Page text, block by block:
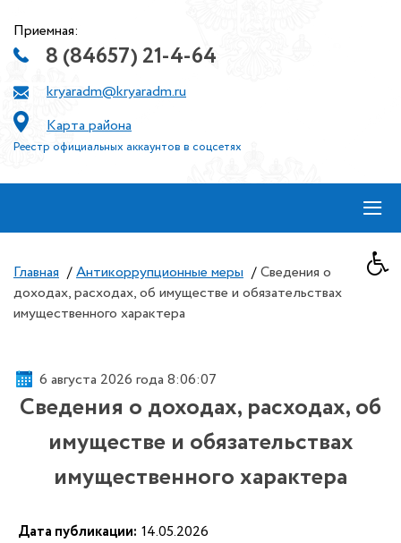
Приемная:
8 (84657) 21-4-64
kryaradm@kryaradm.ru
Карта района
Реестр официальных аккаунтов в соцсетях
≡
Главная / Антикоррупционные меры / Сведения о
доходах, расходах, об имуществе и обязательствах
имущественного характера
6 августа 2026 года 8:06:08
Сведения о доходах, расходах, об
имуществе и обязательствах
имущественного характера
Дата публикации: 14.05.2026